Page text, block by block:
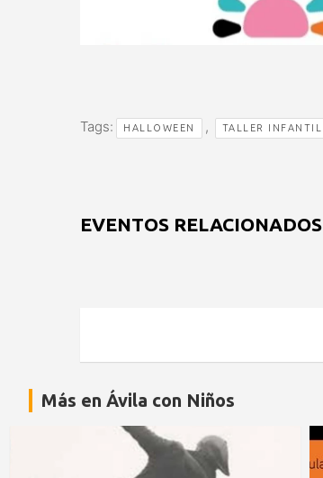
Tags: HALLOWEEN , TALLER INFANTIL
EVENTOS RELACIONADOS
Más en Ávila con Niños